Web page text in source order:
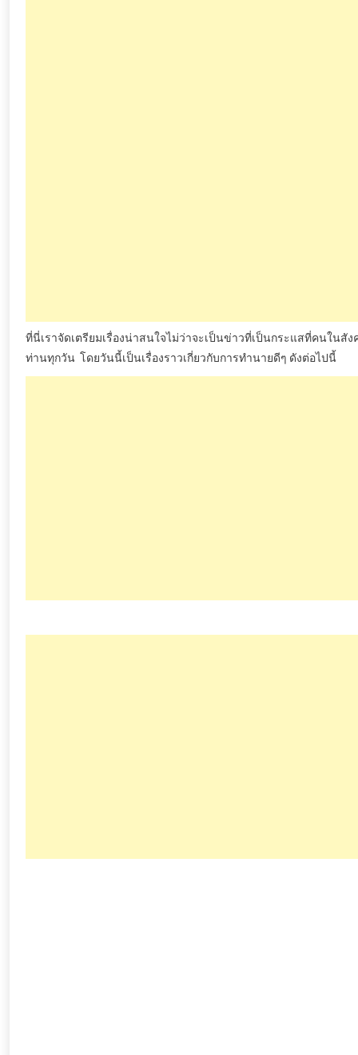
ที่นี่เราจัดเตรียมเรื่องน่าสนใจไม่ว่าจะเป็นข่าวที่เป็นกระแสที่คนใน
ท่านทุกวัน โดยวันนี้เป็นเรื่องราวเกี่ยวกับการทำนายดีๆ ดังต่อไปนี้